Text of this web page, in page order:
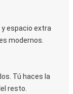
espacio extra
modernos.
Tú haces la
resto.